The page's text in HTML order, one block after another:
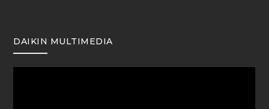
DAIKIN MULTIMEDIA